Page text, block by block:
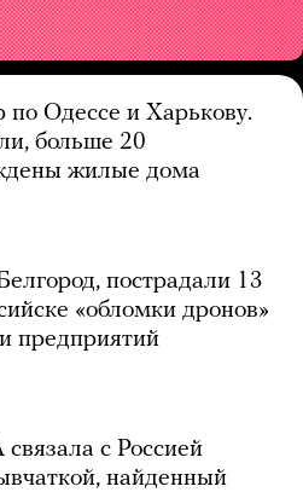
по Одессе и Харькову.
больше 20
жилые дома
пострадали 13
«обломки дронов»
предприятий
с Россией
найденный